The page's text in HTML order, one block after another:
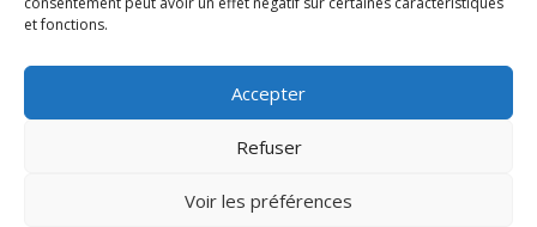
et fonctions.
Accepter
Refuser
Voir les préférences
Mentions Légales
Protection des données – RGPD